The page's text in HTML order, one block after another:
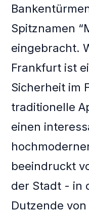
Spitznamen
eingebracht.
Frankfurt ist
Sicherheit im
traditionelle
einen
beeindruckt
der Stadt - in
Dutzende